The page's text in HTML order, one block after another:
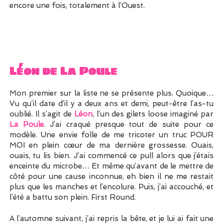
encore une fois, totalement à l’Ouest.
Léon de La Poule
Mon premier sur la liste ne se présente plus. Quoique…
Vu qu’il date d’il y a deux ans et demi, peut-être l’as-tu
oublié. Il s’agit de Léon, l’un des gilets loose imaginé par
La Poule. J’ai craqué presque tout de suite pour ce
modèle. Une envie folle de me tricoter un truc POUR
MOI en plein cœur de ma dernière grossesse. Ouais,
ouais, tu lis bien. J’ai commencé ce pull alors que j’étais
enceinte du microbe… Et même qu’avant de le mettre de
côté pour une cause inconnue, eh bien il ne me restait
plus que les manches et l’encolure. Puis, j’ai accouché, et
l’été a battu son plein. First Round.
A l’automne suivant, j’ai repris la bête, et je lui ai fait une